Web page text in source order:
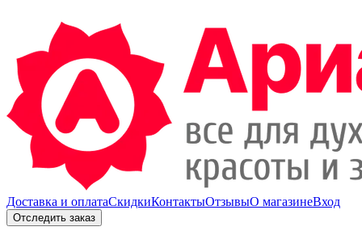
Доставка и оплатаСкидкиКонтактыОтзывыО магазинеВход
Отследить заказ